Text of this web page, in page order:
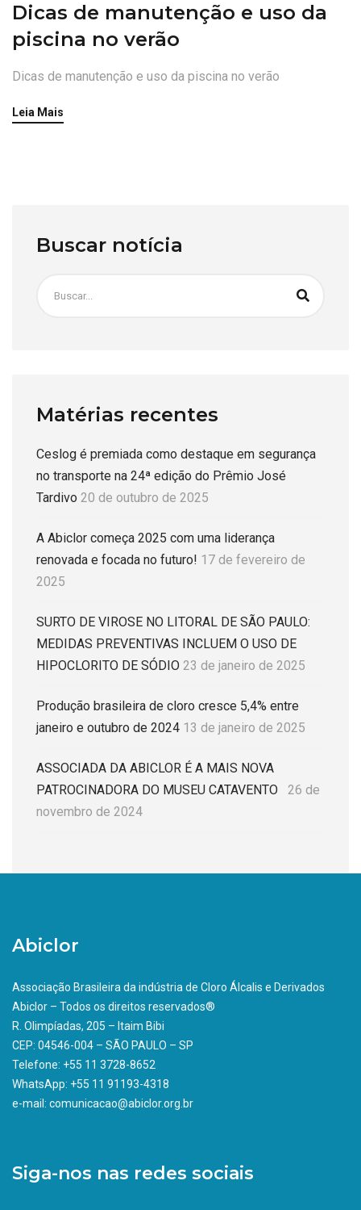
Dicas de manutenção e uso da
piscina no verão
Dicas de manutenção e uso da piscina no verão
Leia Mais
Buscar notícia
Matérias recentes
Ceslog é premiada como destaque em segurança
no transporte na 24ª edição do Prêmio José
Tardivo 20 de outubro de 2025
A Abiclor começa 2025 com uma liderança
renovada e focada no futuro! 17 de fevereiro de
2025
SURTO DE VIROSE NO LITORAL DE SÃO PAULO:
MEDIDAS PREVENTIVAS INCLUEM O USO DE
HIPOCLORITO DE SÓDIO 23 de janeiro de 2025
Produção brasileira de cloro cresce 5,4% entre
janeiro e outubro de 2024 13 de janeiro de 2025
ASSOCIADA DA ABICLOR É A MAIS NOVA
PATROCINADORA DO MUSEU CATAVENTO
26 de
novembro de 2024
Abiclor
Associação Brasileira da indústria de Cloro Álcalis e Derivados
Abiclor – Todos os direitos reservados®
R. Olimpíadas, 205 – Itaim Bibi
CEP: 04546-004 – SÃO PAULO – SP
Telefone: +55 11 3728-8652
WhatsApp: +55 11 91193-4318
e-mail: comunicacao@abiclor.org.br
Siga-nos nas redes sociais